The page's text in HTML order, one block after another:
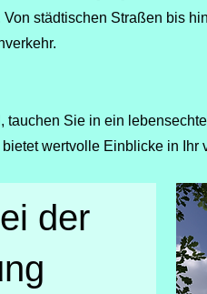
städtischen Straßen bis
tauchen Sie in ein
wertvolle Einblicke in Ihr
der